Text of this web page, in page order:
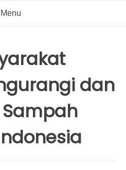
Menu
dan